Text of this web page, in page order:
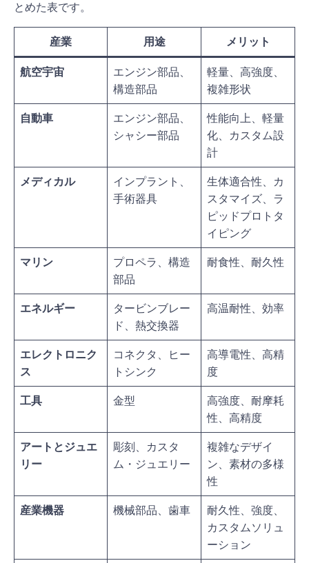
とめた表です。
産業 用途 メリット
航空宇宙
エンジン部品、
構造部品
軽量、高強度、
複雑形状
自動車
エンジン部品、
シャシー部品
性能向上、軽量
化、カスタム設
計
メディカル
インプラント、
手術器具
生体適合性、カ
スタマイズ、ラ
ピッドプロトタ
イピング
マリン
プロペラ、構造
部品
耐食性、耐久性
エネルギー
タービンブレー
ド、熱交換器
高温耐性、効率
エレクトロニク
ス
コネクタ、ヒー
トシンク
高導電性、高精
度
工具 金型
高強度、耐摩耗
性、高精度
アートとジュエ
リー
彫刻、カスタ
ム・ジュエリー
複雑なデザイ
ン、素材の多様
性
産業機器 機械部品、歯車
耐久性、強度、
カスタムソリュ
ーション